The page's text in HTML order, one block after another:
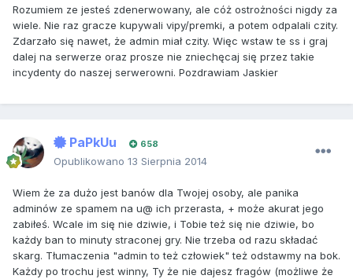
Rozumiem ze jesteś zdenerwowany, ale cóż ostrożności nigdy za
wiele. Nie raz gracze kupywali vipy/premki, a potem odpalali czity.
Zdarzało się nawet, że admin miał czity. Więc wstaw te ss i graj
dalej na serwerze oraz prosze nie zniechęcaj się przez takie
incydenty do naszej serwerowni. Pozdrawiam Jaskier
PaPkUu 658
Opublikowano 13 Sierpnia 2014
Wiem że za dużo jest banów dla Twojej osoby, ale panika
adminów ze spamem na u@ ich przerasta, + może akurat jego
zabiłeś. Wcale im się nie dziwie, i Tobie też się nie dziwie, bo
każdy ban to minuty straconej gry. Nie trzeba od razu składać
skarg. Tłumaczenia "admin to też człowiek" też odstawmy na bok.
Każdy po trochu jest winny, Ty że nie dajesz fragów (możliwe że